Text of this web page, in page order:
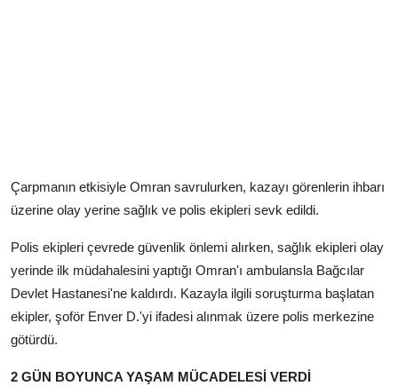
Çarpmanın etkisiyle Omran savrulurken, kazayı görenlerin ihbarı
üzerine olay yerine sağlık ve polis ekipleri sevk edildi.
Polis ekipleri çevrede güvenlik önlemi alırken, sağlık ekipleri olay
yerinde ilk müdahalesini yaptığı Omran'ı ambulansla Bağcılar
Devlet Hastanesi'ne kaldırdı. Kazayla ilgili soruşturma başlatan
ekipler, şoför Enver D.'yi ifadesi alınmak üzere polis merkezine
götürdü.
2 GÜN BOYUNCA YAŞAM MÜCADELESİ VERDİ